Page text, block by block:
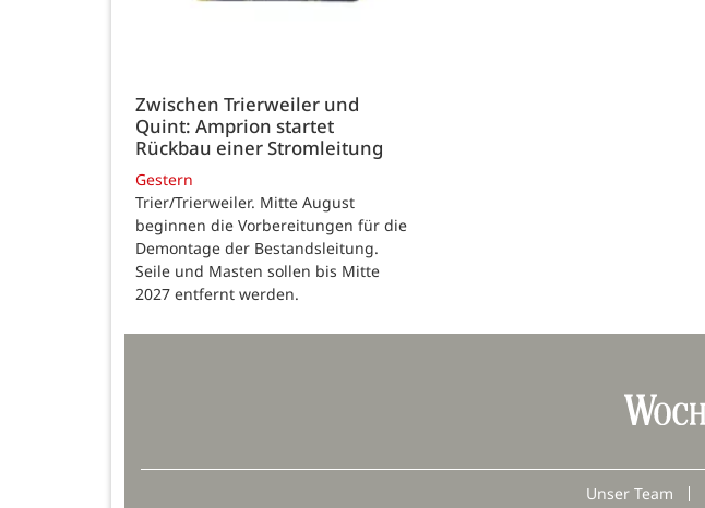
Zwischen Trierweiler und
Quint: Amprion startet
Rückbau einer Stromleitung
Gestern
Trier/Trierweiler. Mitte August
beginnen die Vorbereitungen für die
Demontage der Bestandsleitung.
Seile und Masten sollen bis Mitte
2027 entfernt werden.
Unser Team